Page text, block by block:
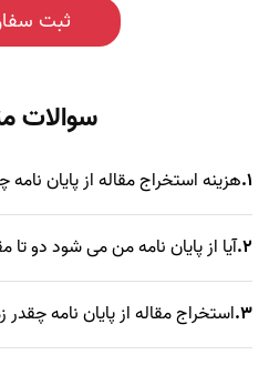
ثبت
سوالات
1. هزینه استخراج مقاله از پایان
2.آیا از پایان نامه من می شود دو تا
3. استخراج مقاله از پایان نامه چقدر